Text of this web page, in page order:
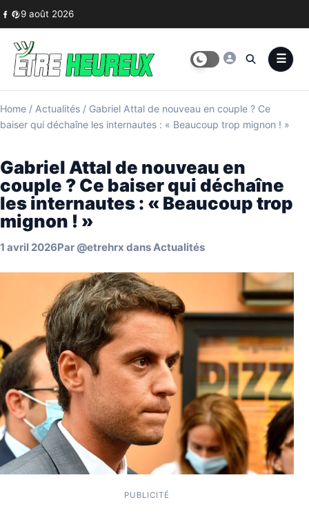
Skip to content
9 août 2026
Home / Actualités / Gabriel Attal de nouveau en couple ? Ce
baiser qui déchaîne les internautes : « Beaucoup trop mignon ! »
Gabriel Attal de nouveau en
couple ? Ce baiser qui déchaîne
les internautes : « Beaucoup trop
mignon ! »
1 avril 2026Par @etrehrx dansActualités
PUBLICITÉ